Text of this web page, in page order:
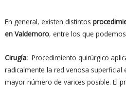
En general, existen distintos
en Valdemoro, entre los que
Cirugía: Procedimiento quirúrgico
radicalmente la red venosa superficial
mayor número de varices posible. El